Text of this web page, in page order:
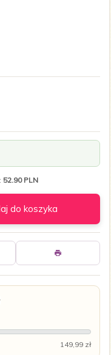
52.90 PLN
do koszyka
149,99 zł